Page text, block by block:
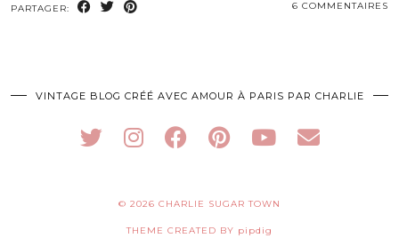
PARTAGER: 6 COMMENTAIRES
VINTAGE BLOG CRÉÉ AVEC AMOUR À PARIS PAR CHARLIE
© 2026 CHARLIE SUGAR TOWN
THEME CREATED BY pipdig